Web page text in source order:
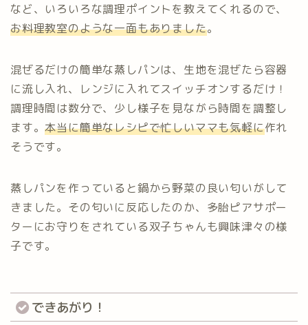
など、いろいろな調理ポイントを教えてくれるので、
お料理教室のような一面もありました。
混ぜるだけの簡単な蒸しパンは、生地を混ぜたら容器
に流し入れ、レンジに入れてスイッチオンするだけ！
調理時間は数分で、少し様子を見ながら時間を調整し
ます。本当に簡単なレシピで忙しいママも気軽に作れ
そうです。
蒸しパンを作っていると鍋から野菜の良い匂いがして
きました。その匂いに反応したのか、多胎ピアサポー
ターにお守りをされている双子ちゃんも興味津々の様
子です。
できあがり！